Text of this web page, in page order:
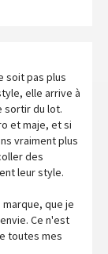
soit pas plus
elle arrive à
sortir du lot.
et maje, et si
vraiment plus
des
leur style.
que je
Ce n'est
toutes mes